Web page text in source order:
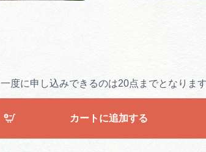
一度に申し込みできるのは20点までとなります
カートに追加する